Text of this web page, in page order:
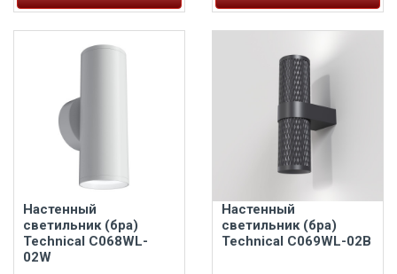
Настенный
светильник (бра)
Technical C068WL-
02W
Настенный
светильник (бра)
Technical C069WL-02B